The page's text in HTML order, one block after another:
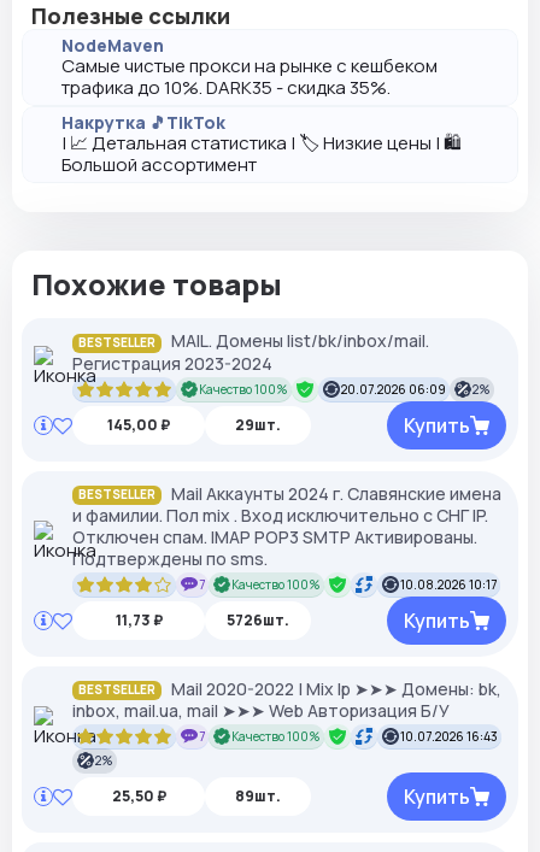
Полезные ссылки
NodeMaven
Самые чистые прокси на рынке с кешбеком
трафика до 10%. DARK35 - скидка 35%.
Накрутка 🎵TikTok
| 📈 Детальная статистика | 🏷️ Низкие цены | 🛍️
Большой ассортимент
Похожие товары
BESTSELLER
MAIL. Домены list/bk/inbox/mail.
Регистрация 2023-2024
Качество 100% 20.07.2026 06:09 2%
145,00 ₽ 29шт. Купить
BESTSELLER
Mail Аккаунты 2024 г. Славянские имена
и фамилии. Пол mix . Вход исключительно с СНГ IP.
Отключен спам. IMAP POP3 SMTP Активированы.
Подтверждены по sms.
7 Качество 100% 10.08.2026 10:17
11,73 ₽ 5726шт. Купить
BESTSELLER
Mail 2020-2022 | Mix Ip ➤➤➤ Домены: bk,
inbox, mail.ua, mail ➤➤➤ Web Авторизация Б/У
7 Качество 100%
10.07.2026 16:43
2%
25,50 ₽ 89шт. Купить